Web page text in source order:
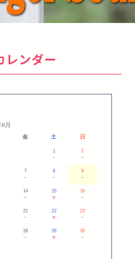
レンダー
8月
金 土 日
1
－
2
－
7
－
8
－
9
－
14
－
15
○
16
－
21
－
22
○
23
－
28
－
29
○
30
－